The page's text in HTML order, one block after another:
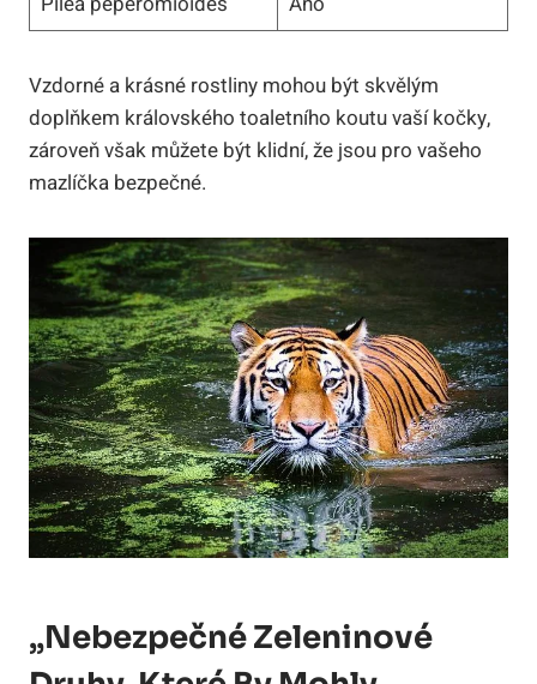
Vzdorné a krásné rostliny mohou být skvělým
doplňkem královského toaletního koutu vaší kočky,
zároveň však můžete být klidní, že jsou pro vašeho
mazlíčka bezpečné.
„Nebezpečné Zeleninové